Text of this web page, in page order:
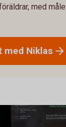
med
med Niklas